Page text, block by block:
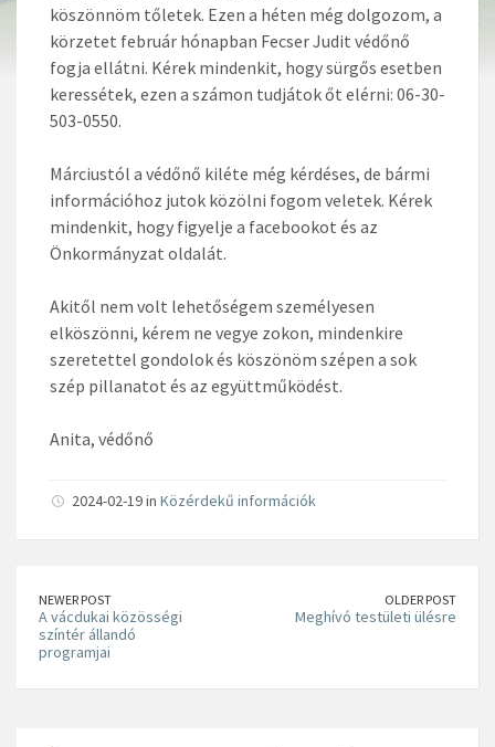
köszönnöm tőletek. Ezen a héten még dolgozom, a
körzetet február hónapban Fecser Judit védőnő
fogja ellátni. Kérek mindenkit, hogy sürgős esetben
keressétek, ezen a számon tudjátok őt elérni: 06-30-
503-0550.
Márciustól a védőnő kiléte még kérdéses, de bármi
információhoz jutok közölni fogom veletek. Kérek
mindenkit, hogy figyelje a facebookot és az
Önkormányzat oldalát.
Akitől nem volt lehetőségem személyesen
elköszönni, kérem ne vegye zokon, mindenkire
szeretettel gondolok és köszönöm szépen a sok
szép pillanatot és az együttműködést.
Anita, védőnő
2024-02-19 in Közérdekű információk
NEWER POST
A vácdukai közösségi
színtér állandó
programjai
OLDER POST
Meghívó testületi ülésre